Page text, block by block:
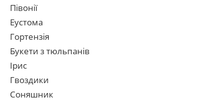
Півонії
Еустома
Гортензія
Букети з тюльпанів
Ірис
Гвоздики
Соняшник